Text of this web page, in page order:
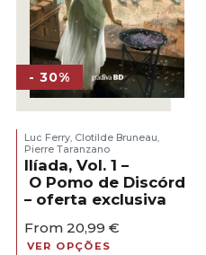
- 30%
Luc Ferry, Clotilde Bruneau
Pierre Taranzano
Ilíada, Vol. 1 –
O Pomo de Discórdia
– oferta exclusiva
From 20,99 €
VER OPÇÕES